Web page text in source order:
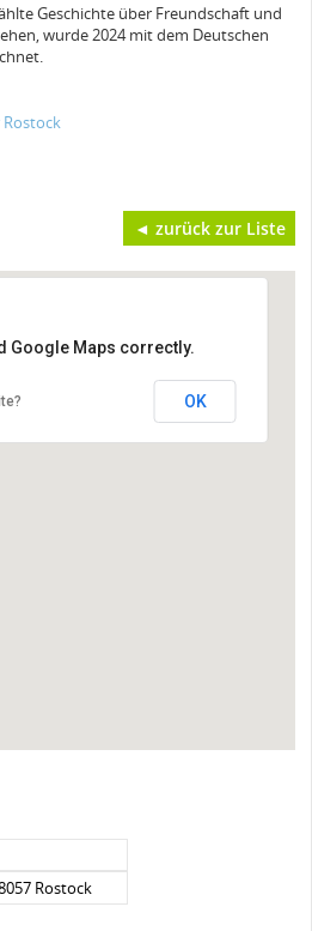
Geschichte über Freundschaft und
wurde 2024 mit dem Deutschen
◄ zurück zur Liste
Google Maps correctly.
OK